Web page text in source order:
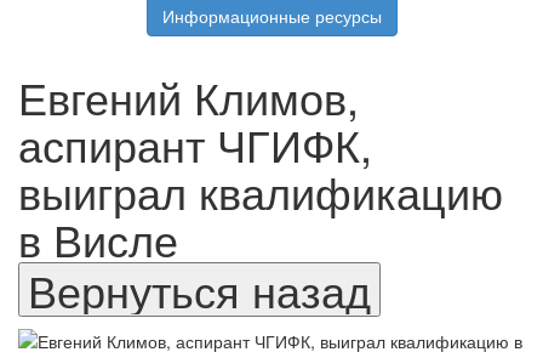
Информационные ресурсы
Евгений Климов,
аспирант ЧГИФК,
выиграл квалификацию
в Висле